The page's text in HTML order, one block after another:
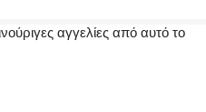
αγγελίες από αυτό το